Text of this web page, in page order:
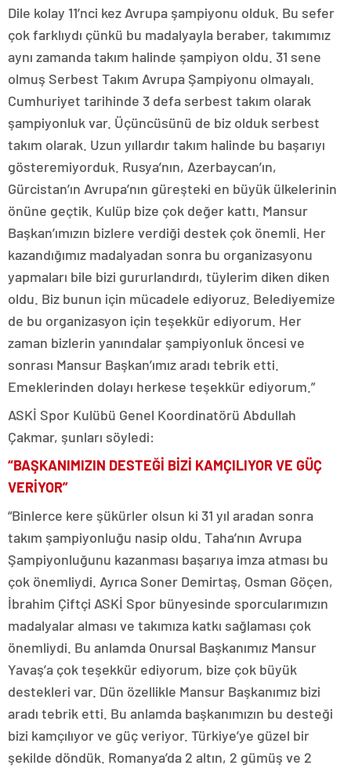
Dile kolay 11’nci kez Avrupa şampiyonu olduk. Bu sefer
çok farklıydı çünkü bu madalyayla beraber, takımımız
aynı zamanda takım halinde şampiyon oldu. 31 sene
olmuş Serbest Takım Avrupa Şampiyonu olmayalı.
Cumhuriyet tarihinde 3 defa serbest takım olarak
şampiyonluk var. Üçüncüsünü de biz olduk serbest
takım olarak. Uzun yıllardır takım halinde bu başarıyı
gösteremiyorduk. Rusya’nın, Azerbaycan’ın,
Gürcistan’ın Avrupa’nın güreşteki en büyük ülkelerinin
önüne geçtik. Kulüp bize çok değer kattı. Mansur
Başkan’ımızın bizlere verdiği destek çok önemli. Her
kazandığımız madalyadan sonra bu organizasyonu
yapmaları bile bizi gururlandırdı, tüylerim diken diken
oldu. Biz bunun için mücadele ediyoruz. Belediyemize
de bu organizasyon için teşekkür ediyorum. Her
zaman bizlerin yanındalar şampiyonluk öncesi ve
sonrası Mansur Başkan’ımız aradı tebrik etti.
Emeklerinden dolayı herkese teşekkür ediyorum.”
ASKİ Spor Kulübü Genel Koordinatörü Abdullah
Çakmar, şunları söyledi:
“BAŞKANIMIZIN DESTEĞİ BİZİ KAMÇILIYOR VE GÜÇ
VERİYOR”
“Binlerce kere şükürler olsun ki 31 yıl aradan sonra
takım şampiyonluğu nasip oldu. Taha’nın Avrupa
Şampiyonluğunu kazanması başarıya imza atması bu
çok önemliydi. Ayrıca Soner Demirtaş, Osman Göçen,
İbrahim Çiftçi ASKİ Spor bünyesinde sporcularımızın
madalyalar alması ve takımıza katkı sağlaması çok
önemliydi. Bu anlamda Onursal Başkanımız Mansur
Yavaş’a çok teşekkür ediyorum, bize çok büyük
destekleri var. Dün özellikle Mansur Başkanımız bizi
aradı tebrik etti. Bu anlamda başkanımızın bu desteği
bizi kamçılıyor ve güç veriyor. Türkiye’ye güzel bir
şekilde döndük. Romanya’da 2 altın, 2 gümüş ve 2